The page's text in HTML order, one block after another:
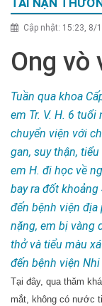
TAI NẠN
Cập nhật: 15:23, 8/
Ong vò
Tuần qua khoa
em Tr. V. H. 6
chuyển viện với
gan, suy thận,
em H. đi học về
bay ra đốt
đến bệnh viện
nặng, em bị vàng
thở và tiểu màu
đến bệnh viện
Tại đây, qua thăm
mắt, không có nước